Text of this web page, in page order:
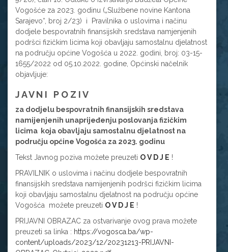
Vogošće za 2023. godinu („Službene novine Kantona
Sarajevo“, broj 2/23) i Pravilnika o uslovima i načinu
dodjele bespovratnih finansijskih sredstava namjenjenih
podršci fizičkim licima koji obavljaju samostalnu djelatnost
na području općine Vogošća u 2022. godini, broj: 03-15-
1655/2022 od 05.10.2022. godine, Općinski načelnik
objavljuje:
J A V N I P O Z I V
za dodjelu bespovratnih finansijskih sredstava
namijenjenih unaprijeđenju poslovanja fizičkim
licima koja obavljaju samostalnu djelatnost na
području općine Vogošća za 2023. godinu
Tekst Javnog poziva možete preuzeti O V D J E !
PRAVILNIK o uslovima i načinu dodjele bespovratnih
finansijskih sredstava namijenjenih podršci fizičkim licima
koji obavljaju samostalnu djelatnost na području općine
Vogošća možete preuzeti O V D J E !
PRIJAVNI OBRAZAC za ostvarivanje ovog prava možete
preuzeti sa linka : https://vogosca.ba/wp-
content/uploads/2023/12/20231213-PRIJAVNI-